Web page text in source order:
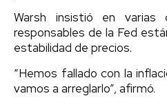
Warsh insistió en varias
responsables de la Fed
estabilidad de precios.
“Hemos fallado con la
vamos a arreglarlo”, afirmó.